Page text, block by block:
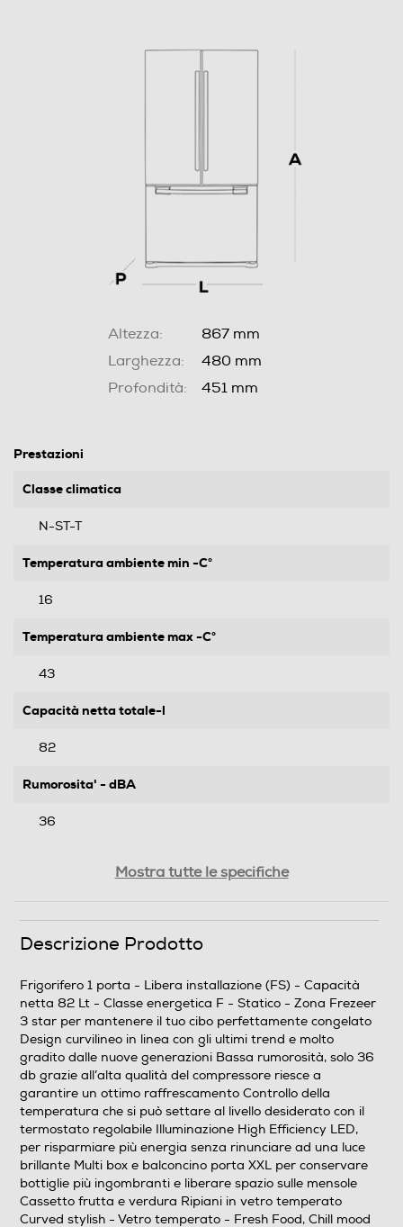
Altezza:
867 mm
Larghezza:
480 mm
Profondità:
451 mm
Prestazioni
Classe climatica
N-ST-T
Temperatura ambiente min -C°
16
Temperatura ambiente max -C°
43
Capacità netta totale-l
82
Rumorosita' - dBA
36
F
Classe emissione rumore
C
Consumi
Consumo annuo energia-kWh
156
Scomparto frigorifero
Mostra tutte le specifiche
Descrizione Prodotto
Frigorifero 1 porta - Libera installazione (FS) - Capacità
netta 82 Lt - Classe energetica F - Statico - Zona Frezeer
3 star per mantenere il tuo cibo perfettamente congelato
Design curvilineo in linea con gli ultimi trend e molto
gradito dalle nuove generazioni Bassa rumorosità, solo 36
db grazie all’alta qualità del compressore riesce a
garantire un ottimo raffrescamento Controllo della
temperatura che si può settare al livello desiderato con il
termostato regolabile Illuminazione High Efficiency LED,
per risparmiare più energia senza rinunciare ad una luce
brillante Multi box e balconcino porta XXL per conservare
bottiglie più ingombranti e liberare spazio sulle mensole
Cassetto frutta e verdura Ripiani in vetro temperato
Curved stylish - Vetro temperato - Fresh Food, Chill mood